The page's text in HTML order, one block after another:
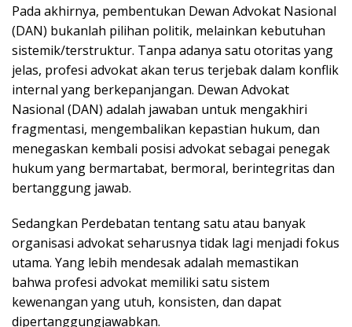
Pada akhirnya, pembentukan Dewan Advokat Nasional
(DAN) bukanlah pilihan politik, melainkan kebutuhan
sistemik/terstruktur. Tanpa adanya satu otoritas yang
jelas, profesi advokat akan terus terjebak dalam konflik
internal yang berkepanjangan. Dewan Advokat
Nasional (DAN) adalah jawaban untuk mengakhiri
fragmentasi, mengembalikan kepastian hukum, dan
menegaskan kembali posisi advokat sebagai penegak
hukum yang bermartabat, bermoral, berintegritas dan
bertanggung jawab.
Sedangkan Perdebatan tentang satu atau banyak
organisasi advokat seharusnya tidak lagi menjadi fokus
utama. Yang lebih mendesak adalah memastikan
bahwa profesi advokat memiliki satu sistem
kewenangan yang utuh, konsisten, dan dapat
dipertanggungjawabkan.